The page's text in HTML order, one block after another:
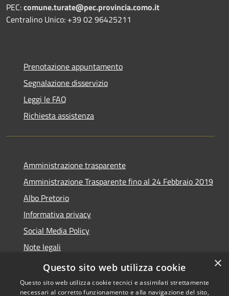
PEC:comune.turate@pec.provincia.como.it
Centralino Unico: +39 02 96425211
Prenotazione appuntamento
Segnalazione disservizio
Leggi le FAQ
Richiesta assistenza
Amministrazione trasparente
Amministrazione Trasparente fino al 24 Febbraio 2019
Albo Pretorio
Informativa privacy
Social Media Policy
Note legali
Dichiarazione di accessibilità
×
Questo sito web utilizza cookie
Questo sito web utilizza cookie tecnici e assimilati strettamente
necessari al corretto funzionamento e alla navigazione del sito,